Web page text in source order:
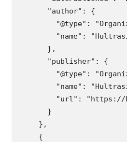
"author" :
{
"@type" :
"name" :
},
"publisher" :
{
"@type" :
"name" :
"url" :
"https://
}
},
{